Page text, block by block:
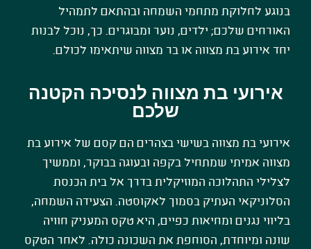
בנוגע לחלוקת מתחמי השמחה ובהתאם לתמהיל
האורחים שלכם; ילדים, נוער ומבוגרים. כך, נוכל לבנות
יחד אירוע בת מצווה או בר מצווה שיתאימו לכולם.
אירועי בת מצווה לנסיכה הקטנה
שלכם
אירועי בת מצווה בשישי בצהרים הם קסם של אירוע בת
מצווה אמיתי שמתחיל בקפה ובעוגה בבוקר, וממשיך
לצלילי התהלוכה המוזיקלית בדרך אל בית הכנסת
הסלוניקאי העתיק בסמוך לאקוסטה. הצעידה השמחה,
בליווי נגנים ומחיאות כפיים, היא טקס המעניק חוויה
שונה ומיוחדת, הסוחפת את השכונה כולה. לאחר הטקס